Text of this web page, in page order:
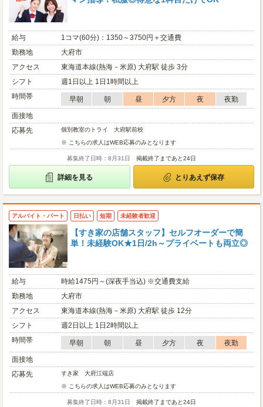
給与
1コマ(60分)：1350～3750円＋交通費
勤務地
大府市
アクセス
東海道本線(熱海－米原) 大府駅 徒歩 3分
シフト
週1日以上 1日1時間以上
時間帯
早朝 朝 昼 夕方 夜
夜勤
面接地
応募先
個別教室のトライ 大府駅前校
※ こちらの求人はWEB応募のみとなります
募集終了日時：8月31日 掲載終了まであと24日
詳細を見る とりあえず保存
アルバイト・パート 日払い 短期 未経験者歓迎
【すき家の店舗スタッフ】セルフオーダーで簡
単！未経験OK★1日/2h～プライベートも両立◎
給与
時給1475円～(深夜手当込) ※交通費支給
勤務地
大府市
アクセス
東海道本線(熱海－米原) 大府駅 徒歩 12分
シフト
週2日以上 1日2時間以上
時間帯
早朝 朝 昼 夕方 夜
夜勤
面接地
応募先
すき家 大府江端店
※ こちらの求人はWEB応募のみとなります
募集終了日時：8月31日 掲載終了まであと24日